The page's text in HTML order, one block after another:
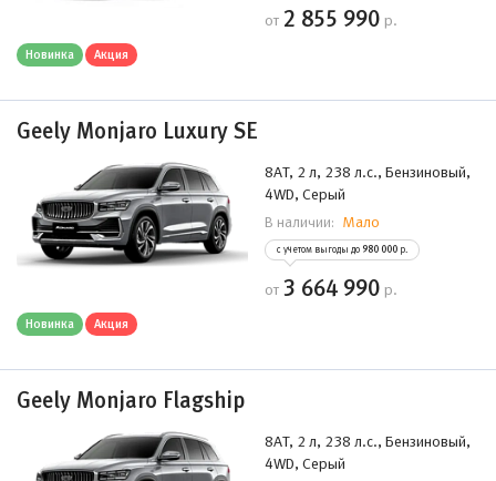
от 2 855 990 р.
Новинка Акция
Geely Monjaro Luxury SE
8AT, 2 л, 238 л.с., Бензиновый,
4WD, Серый
В наличии: Мало
с учетом выгоды до 980 000 р.
от 3 664 990 р.
Новинка Акция
Geely Monjaro Flagship
8AT, 2 л, 238 л.с., Бензиновый,
4WD, Серый